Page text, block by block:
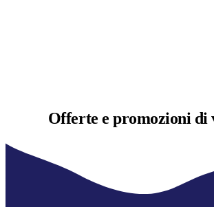
Offerte epromozioni di